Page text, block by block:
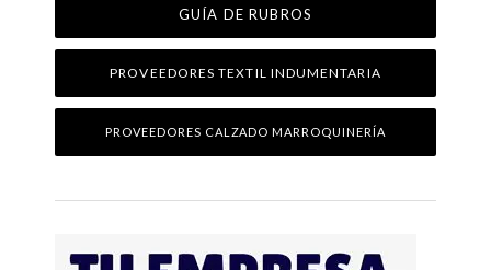
GUÍA DE RUBROS
PROVEEDORES TEXTIL INDUMENTARIA
PROVEEDORES CALZADO MARROQUINERÍA